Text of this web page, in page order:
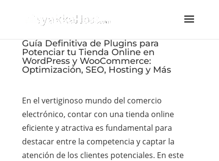
Guía Definitiva de Plugins para
Potenciar tu Tienda Online en
WordPress y WooCommerce:
Optimización, SEO, Hosting y Más
En el vertiginoso mundo del comercio
electrónico, contar con una tienda online
eficiente y atractiva es fundamental para
destacar entre la competencia y captar la
atención de los clientes potenciales. En este